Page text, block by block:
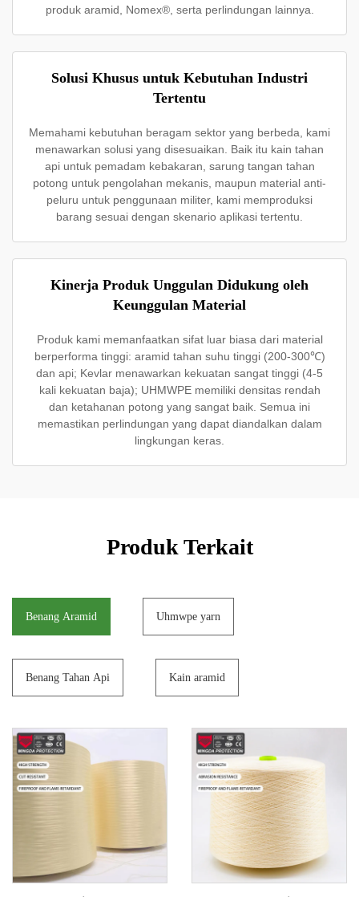
produk aramid, Nomex®, serta perlindungan lainnya.
Solusi Khusus untuk Kebutuhan Industri
Tertentu
Memahami kebutuhan beragam sektor yang berbeda, kami
menawarkan solusi yang disesuaikan. Baik itu kain tahan
api untuk pemadam kebakaran, sarung tangan tahan
potong untuk pengolahan mekanis, maupun material anti-
peluru untuk penggunaan militer, kami memproduksi
barang sesuai dengan skenario aplikasi tertentu.
Kinerja Produk Unggulan Didukung oleh
Keunggulan Material
Produk kami memanfaatkan sifat luar biasa dari material
berperforma tinggi: aramid tahan suhu tinggi (200-300℃)
dan api; Kevlar menawarkan kekuatan sangat tinggi (4-5
kali kekuatan baja); UHMWPE memiliki densitas rendah
dan ketahanan potong yang sangat baik. Semua ini
memastikan perlindungan yang dapat diandalkan dalam
lingkungan keras.
Produk Terkait
Benang Aramid Uhmwpe yarn
Benang Tahan Api Kain aramid